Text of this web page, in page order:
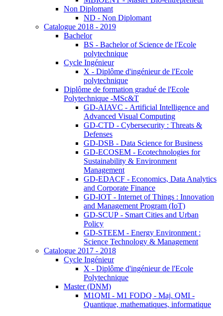
Non Diplomant
ND - Non Diplomant
Catalogue 2018 - 2019
Bachelor
BS - Bachelor of Science de l'Ecole
polytechnique
Cycle Ingénieur
X - Diplôme d'ingénieur de l'Ecole
polytechnique
Diplôme de formation gradué de l'Ecole
Polytechnique -MSc&T
GD-AIAVC - Artificial Intelligence and
Advanced Visual Computing
GD-CTD - Cybersecurity : Threats &
Defenses
GD-DSB - Data Science for Business
GD-ECOSEM - Ecotechnologies for
Sustainability & Environment
Management
GD-EDACF - Economics, Data Analytics
and Corporate Finance
GD-IOT - Internet of Things : Innovation
and Management Program (IoT)
GD-SCUP - Smart Cities and Urban
Policy
GD-STEEM - Energy Environment :
Science Technology & Management
Catalogue 2017 - 2018
Cycle Ingénieur
X - Diplôme d'ingénieur de l'Ecole
Polytechnique
Master (DNM)
M1QMI - M1 FODQ - Maj. QMI -
Quantique, mathematiques, informatique